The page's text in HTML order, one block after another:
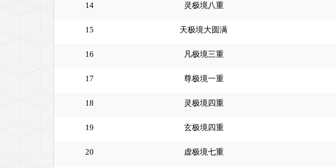
14 灵极境八重
15 天极境大圆满
16 凡极境三重
17 尊极境一重
18 灵极境四重
19 玄极境四重
20 虚极境七重